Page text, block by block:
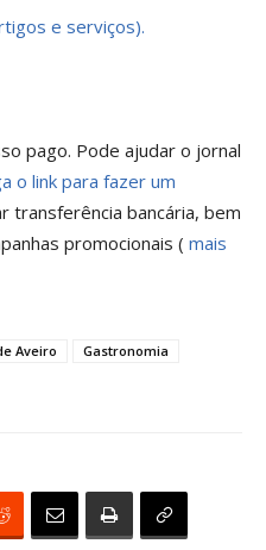
e serviços).
pago. Pode ajudar o jornal
o link para fazer um
transferência bancária, bem
promocionais ( mais
Aveiro
Gastronomia